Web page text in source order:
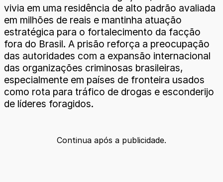
vivia em uma residência de alto padrão avaliada
em milhões de reais e mantinha atuação
estratégica para o fortalecimento da facção
fora do Brasil. A prisão reforça a preocupação
das autoridades com a expansão internacional
das organizações criminosas brasileiras,
especialmente em países de fronteira usados
como rota para tráfico de drogas e esconderijo
de líderes foragidos.
Continua após a publicidade.